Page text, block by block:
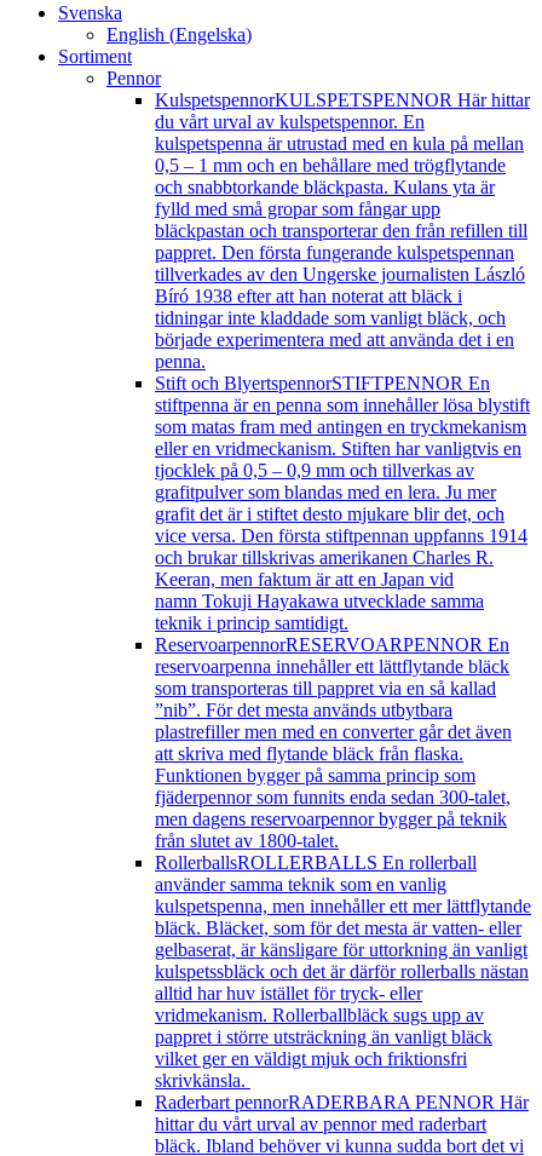
Svenska
English (Engelska)
Sortiment
Pennor
KulspetspennorKULSPETSPENNOR Här hittar
du vårt urval av kulspetspennor. En
kulspetspenna är utrustad med en kula på mellan
0,5 – 1 mm och en behållare med trögflytande
och snabbtorkande bläckpasta. Kulans yta är
fylld med små gropar som fångar upp
bläckpastan och transporterar den från refillen till
pappret. Den första fungerande kulspetspennan
tillverkades av den Ungerske journalisten László
Bíró 1938 efter att han noterat att bläck i
tidningar inte kladdade som vanligt bläck, och
började experimentera med att använda det i en
penna.
Stift och BlyertspennorSTIFTPENNOR En
stiftpenna är en penna som innehåller lösa blystift
som matas fram med antingen en tryckmekanism
eller en vridmeckanism. Stiften har vanligtvis en
tjocklek på 0,5 – 0,9 mm och tillverkas av
grafitpulver som blandas med en lera. Ju mer
grafit det är i stiftet desto mjukare blir det, och
vice versa. Den första stiftpennan uppfanns 1914
och brukar tillskrivas amerikanen Charles R.
Keeran, men faktum är att en Japan vid
namn Tokuji Hayakawa utvecklade samma
teknik i princip samtidigt.
ReservoarpennorRESERVOARPENNOR En
reservoarpenna innehåller ett lättflytande bläck
som transporteras till pappret via en så kallad
”nib”. För det mesta används utbytbara
plastrefiller men med en converter går det även
att skriva med flytande bläck från flaska.
Funktionen bygger på samma princip som
fjäderpennor som funnits enda sedan 300-talet,
men dagens reservoarpennor bygger på teknik
från slutet av 1800-talet.
RollerballsROLLERBALLS En rollerball
använder samma teknik som en vanlig
kulspetspenna, men innehåller ett mer lättflytande
bläck. Bläcket, som för det mesta är vatten- eller
gelbaserat, är känsligare för uttorkning än vanligt
kulspetssbläck och det är därför rollerballs nästan
alltid har huv istället för tryck- eller
vridmekanism. Rollerballbläck sugs upp av
pappret i större utsträckning än vanligt bläck
vilket ger en väldigt mjuk och friktionsfri
skrivkänsla.
Raderbart pennorRADERBARA PENNOR Här
hittar du vårt urval av pennor med raderbart
bläck. Ibland behöver vi kunna sudda bort det vi